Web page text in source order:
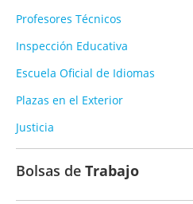
Profesores Técnicos
Inspección Educativa
Escuela Oficial de Idiomas
Plazas en el Exterior
Justicia
Bolsas de Trabajo